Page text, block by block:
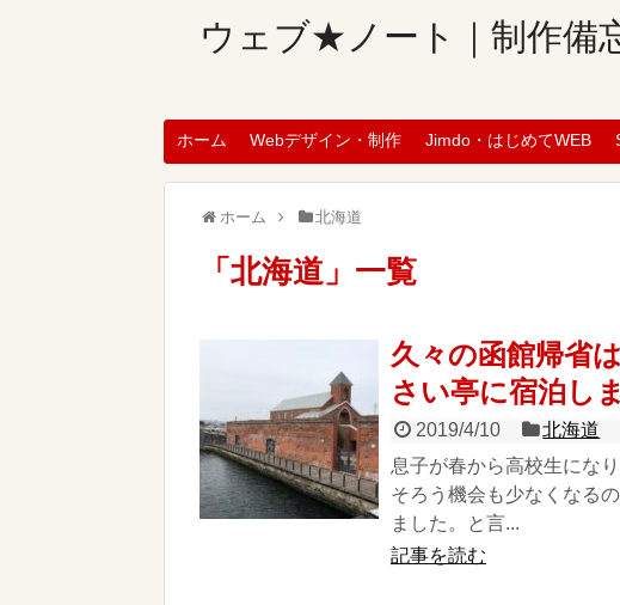
ウェブ★ノート｜制作備
ホーム Webデザイン・制作 Jimdo・はじめてWEB
ホーム 北海道
「 北海道 」 一覧
久々の函館帰省
さい亭に宿泊し
2019/4/10
北海道
息子が春から高校生にな
そろう機会も少なくなる
ました。と言...
記事を読む